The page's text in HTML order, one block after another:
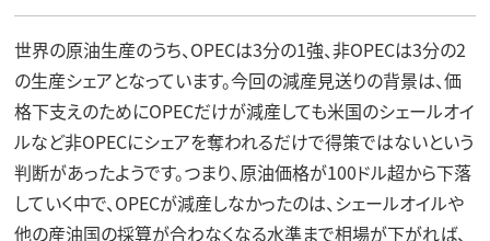
世界の原油生産のうち、OPECは3分の1強、非OPECは3分の2
の生産シェアとなっています。今回の減産見送りの背景は、価
格下支えのためにOPECだけが減産しても米国のシェールオイ
ルなど非OPECにシェアを奪われるだけで得策ではないという
判断があったようです。つまり、原油価格が100ドル超から下落
していく中で、OPECが減産しなかったのは、シェールオイルや
他の産油国の採算が合わなくなる水準まで相場が下がれば、